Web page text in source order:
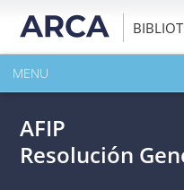
MENU
EXPANDIR TODO EL
AFIP
Resolución